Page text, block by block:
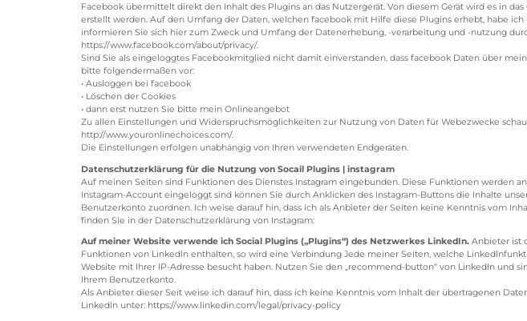
Facebook übermittelt direkt den Inhalt des Plugins an das Nutzergerät. Von diesem Gerät wird es in
erstellt werden. Auf den Umfang der Daten, welchen facebook mit Hilfe diese Plugins erhebt, habe
informieren Sie sich hier zum Zweck und Umfang der Datenerhebung, -verarbeitung und -nutzung
https://www.facebook.com/about/privacy/.
Sind Sie als eingeloggtes Facebookmitglied nicht damit einverstanden, dass facebook Daten über
bitte folgendermaßen vor:
• Ausloggen bei facebook
• Löschen der Cookies
• dann erst nutzen Sie bitte mein Onlineangebot
Zu allen Einstellungen und Widerspruchsmöglichkeiten zur Nutzung von Daten für Webezwecke
http://www.youronlinechoices.com/.
Die Einstellungen erfolgen unabhängig von Ihren verwendeten Endgeräten.
Datenschutzerklärung für die Nutzung von Socail Plugins | instagram
Auf meinen Seiten sind Funktionen des Dienstes Instagram eingebunden. Diese Funktionen werden
Instagram-Account eingeloggt sind können Sie durch Anklicken des Instagram-Buttons die Inhalte
Benutzerkonto zuordnen. Ich weise darauf hin, dass ich als Anbieter der Seiten keine Kenntnis vom
finden Sie in der Datenschutzerklärung von Instagram:
Auf meiner Website verwende ich Social Plugins („Plugins“) des Netzwerkes LinkedIn.Anbieter ist
Funktionen von LinkedIn enthalten, so wird eine Verbindung Jede meiner Seiten, welche
Website mit Ihrer IP-Adresse besucht haben. Nutzen Sie den „recommend-button“ von LinkedIn
Ihrem Benutzerkonto.
Als Anbieter dieser Seit weise ich darauf hin, dass ich keine Kenntnis vom Inhalt der übertragenen
LinkedIn unter: https://www.linkedin.com/legal/privacy-policy